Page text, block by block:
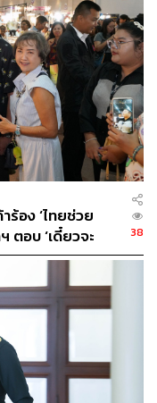
ติข้อพิพาท
ม่มีข้อตกลงระหว่าง
ว้นอำนาจศาลของ
วกับเขตแดนทาง
ณะนิติศาสตร์
ให้อำนาจรัฐ
คดี ทั้งศาลโลก,
(ITLOS) หรือ
ะเทศไทยในฐานะรัฐ
ามมาตราที่ 298
าทในกลไกเหล่านี้
การตั้งข้อสงวน แต่
ข้อพิพาทด้วยการ
อง ‘ไทยช่วย
ตอบ ‘เดี๋ยวจะ
38